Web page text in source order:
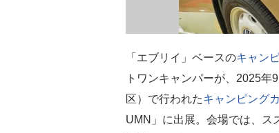
「エブリイ」ベースのキャン
トワンキャンパーが、2025
区）で行われたキャンピング
UMN」に出展。会場では、ス